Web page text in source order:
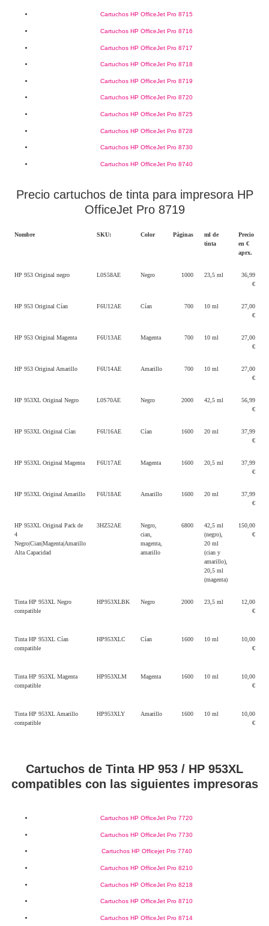
Cartuchos HP OfficeJet Pro 8715
Cartuchos HP OfficeJet Pro 8716
Cartuchos HP OfficeJet Pro 8717
Cartuchos HP OfficeJet Pro 8718
Cartuchos HP OfficeJet Pro 8719
Cartuchos HP OfficeJet Pro 8720
Cartuchos HP OfficeJet Pro 8725
Cartuchos HP OfficeJet Pro 8728
Cartuchos HP OfficeJet Pro 8730
Cartuchos HP OfficeJet Pro 8740
Precio cartuchos de tinta para impresora HP
OfficeJet Pro 8719
Nombre SKU: Color Páginas
ml de
tinta
Precio
en €
aprx.
HP 953 Original negro L0S58AE Negro 1000 23,5 ml
36,99
€
HP 953 Original Cían F6U12AE Cían 700 10 ml
27,00
€
HP 953 Original Magenta F6U13AE Magenta 700 10 ml
27,00
€
HP 953 Original Amarillo F6U14AE Amarillo 700 10 ml
27,00
€
HP 953XL Original Negro L0S70AE Negro 2000 42,5 ml
56,99
€
HP 953XL Original Cían F6U16AE Cían 1600 20 ml
37,99
€
HP 953XL Original Magenta F6U17AE Magenta 1600 20,5 ml
37,99
€
HP 953XL Original Amarillo F6U18AE Amarillo 1600 20 ml
37,99
€
HP 953XL Original Pack de
4
Negro|Cian|Magenta|Amarillo
Alta Capacidad
3HZ52AE
Negro,
cian,
magenta,
amarillo
6800
42,5 ml
(negro),
20 ml
(cian y
amarillo),
20,5 ml
(magenta)
150,00
€
Tinta HP 953XL Negro
compatible
HP953XLBK Negro 2000 23,5 ml
12,00
€
Tinta HP 953XL Cían
compatible
HP953XLC Cían 1600 10 ml
10,00
€
Tinta HP 953XL Magenta
compatible
HP953XLM Magenta 1600 10 ml
10,00
€
Tinta HP 953XL Amarillo
compatible
HP953XLY Amarillo 1600 10 ml
10,00
€
Cartuchos de Tinta HP 953 / HP 953XL
compatibles con las siguientes impresoras
Cartuchos HP OfficeJet Pro 7720
Cartuchos HP OfficeJet Pro 7730
Cartuchos HP Officejet Pro 7740
Cartuchos HP OfficeJet Pro 8210
Cartuchos HP OfficeJet Pro 8218
Cartuchos HP OfficeJet Pro 8710
Cartuchos HP OfficeJet Pro 8714